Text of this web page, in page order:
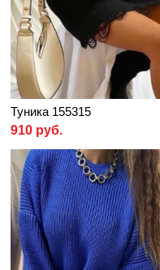
Туника 155315
910 руб.